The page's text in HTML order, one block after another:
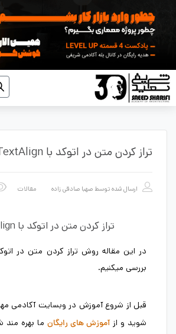
تراز کردن متن در اتوکد با TextAlign
ارسال شده توسط صهبا صادقی زاده مقالات
تراز کردن متن در اتوکد با TextAlign
بررسی میکنیم.
قبل از شروع آموزش در وبسایت آکادمی
شوید و ازآموزش های رایگان ما بهره